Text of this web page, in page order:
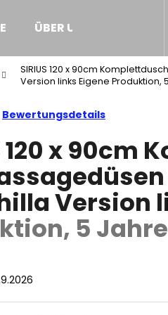
ÜBER UNS
SIRIUS 120 x 90cm
Version links Eigene Produktion,
Bewertungsdetails
120 x 90cm
Version
5